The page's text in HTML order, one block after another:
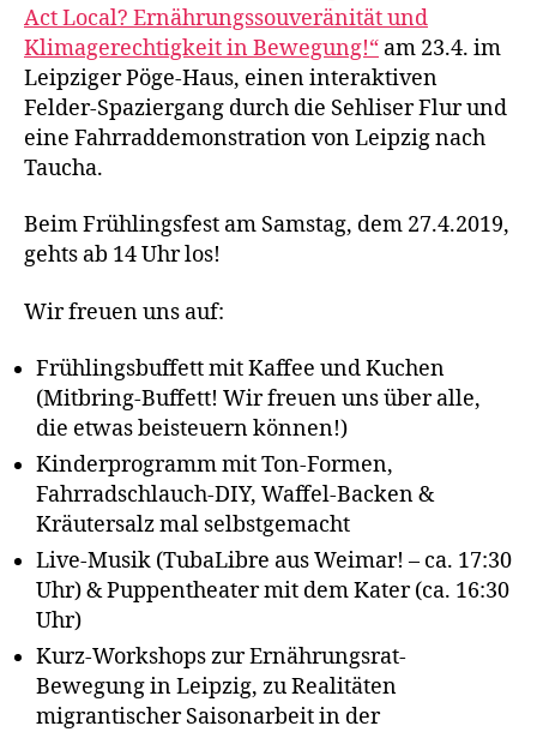
Act Local? Ernährungssouveränität und
Klimagerechtigkeit in Bewegung!“ am 23.4. im
Leipziger Pöge-Haus, einen interaktiven
Felder-Spaziergang durch die Sehliser Flur und
eine Fahrraddemonstration von Leipzig nach
Taucha.
Beim Frühlingsfest am Samstag, dem 27.4.2019,
gehts ab 14 Uhr los!
Wir freuen uns auf:
Frühlingsbuffett mit Kaffee und Kuchen
(Mitbring-Buffett! Wir freuen uns über alle,
die etwas beisteuern können!)
Kinderprogramm mit Ton-Formen,
Fahrradschlauch-DIY, Waffel-Backen &
Kräutersalz mal selbstgemacht
Live-Musik (TubaLibre aus Weimar! – ca. 17:30
Uhr) & Puppentheater mit dem Kater (ca. 16:30
Uhr)
Kurz-Workshops zur Ernährungsrat-
Bewegung in Leipzig, zu Realitäten
migrantischer Saisonarbeit in der